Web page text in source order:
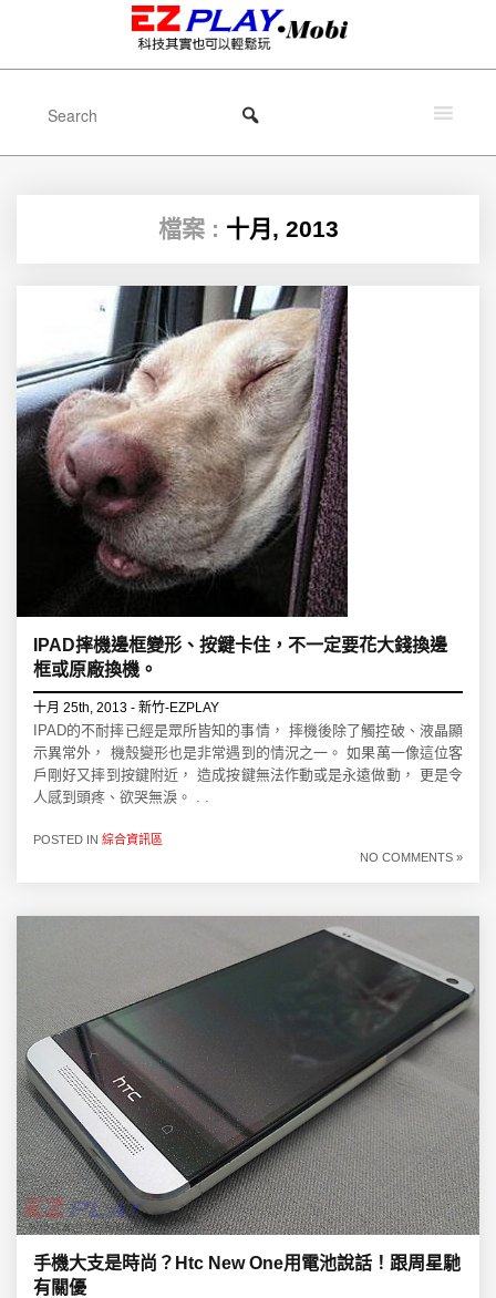
檔案 : 十月, 2013
IPAD摔機邊框變形、按鍵卡住，不一定要花大錢換邊
框或原廠換機。
十月 25th, 2013 - 新竹-EZPLAY
IPAD的不耐摔已經是眾所皆知的事情， 摔機後除了觸控破、液晶顯
示異常外， 機殼變形也是非常遇到的情況之一。 如果萬一像這位客
戶剛好又摔到按鍵附近， 造成按鍵無法作動或是永遠做動， 更是令
人感到頭疼、欲哭無淚。 . .
POSTED IN 綜合資訊區
NO COMMENTS »
手機大支是時尚？Htc New One用電池說話！跟周星馳
有關優